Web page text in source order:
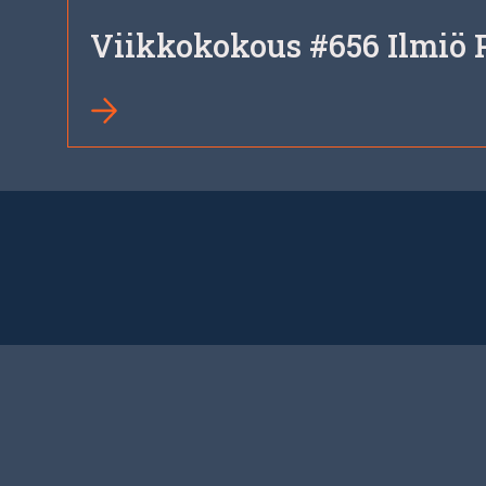
Viikkokokous #656 Ilmiö